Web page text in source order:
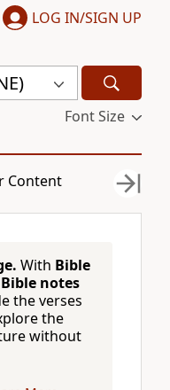
LOG IN/SIGN UP
Font Size
Content
With Bible
notes
the verses
the
without